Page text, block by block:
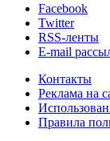
Facebook
Twitter
RSS-ленты
E-mail
Контакты
Реклама на
Правила